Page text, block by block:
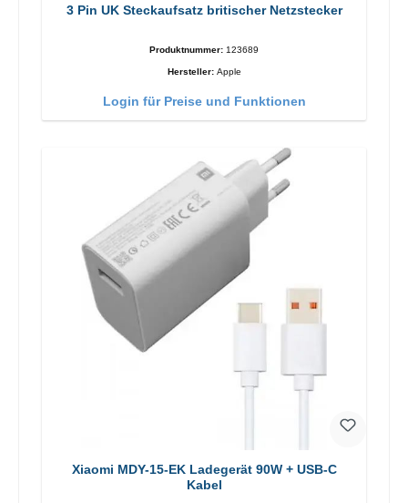
3 Pin UK Steckaufsatz britischer Netzstecker
Produktnummer: 123689
Hersteller: Apple
Login für Preise und Funktionen
Xiaomi MDY-15-EK Ladegerät 90W + USB-C
Kabel